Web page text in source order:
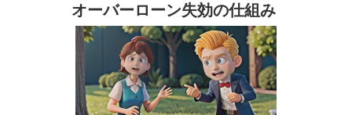
オーバーローン失効の仕組み